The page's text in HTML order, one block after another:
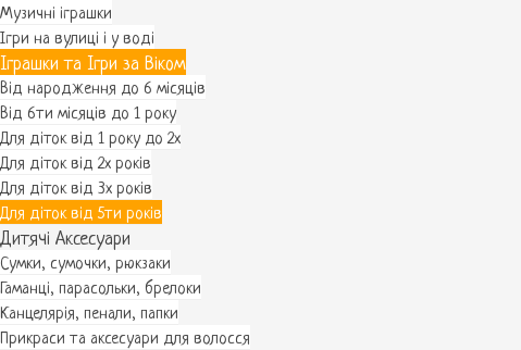
Музичні іграшки
Ігри на вулиці і у воді
Іграшки та Ігри за Віком
Від народження до 6 місяців
Від 6ти місяців до 1 року
Для діток від 1 року до 2х
Для діток від 2х років
Для діток від 3х років
Для діток від 5ти років
Дитячі Аксесуари
Сумки, сумочки, рюкзаки
Гаманці, парасольки, брелоки
Канцелярія, пенали, папки
Прикраси та аксесуари для волосся